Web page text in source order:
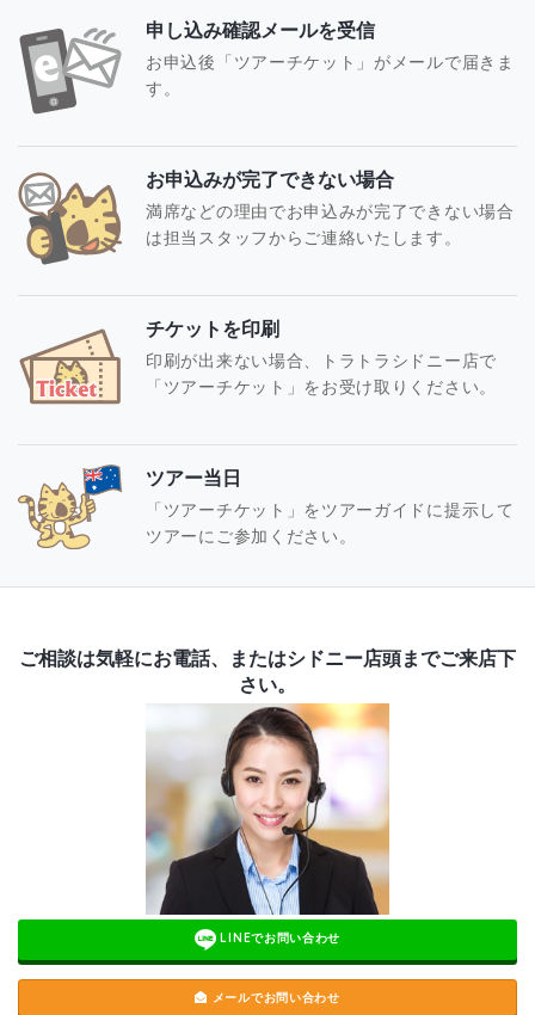
申し込み確認メールを受信
お申込後「ツアーチケット」がメールで届きま
す。
お申込みが完了できない場合
満席などの理由でお申込みが完了できない場合
は担当スタッフからご連絡いたします。
チケットを印刷
印刷が出来ない場合、トラトラシドニー店で
「ツアーチケット」をお受け取りください。
ツアー当日
「ツアーチケット」をツアーガイドに提示して
ツアーにご参加ください。
ご相談は気軽にお電話、またはシドニー店頭までご来店下
さい。
LINEでお問い合わせ
メールでお問い合わせ